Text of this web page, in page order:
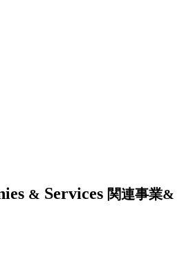
& Services 関連事業&